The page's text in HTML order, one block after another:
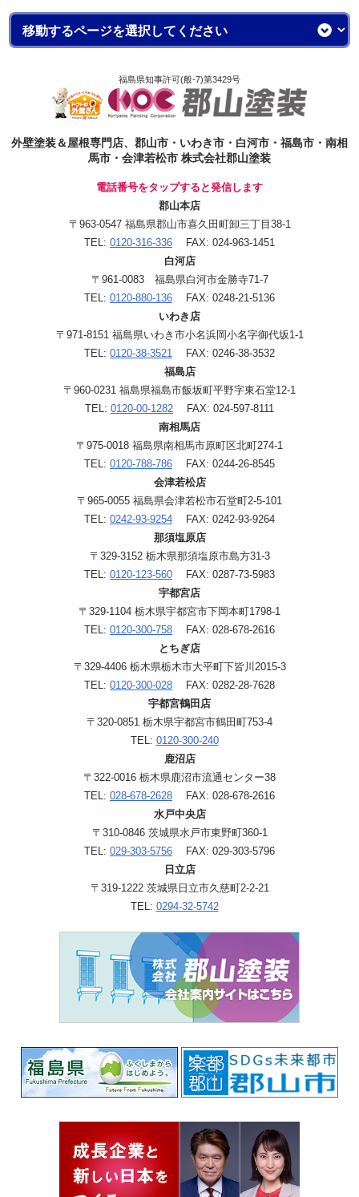
福島県知事許可(般-7)第3429号
外壁塗装＆屋根専門店、郡山市・いわき市・白河市・福島市・南相
馬市・会津若松市 株式会社郡山塗装
電話番号をタップすると発信します
郡山本店
〒963-0547 福島県郡山市喜久田町卸三丁目38-1
TEL: 0120-316-336 FAX: 024-963-1451
白河店
〒961-0083 福島県白河市金勝寺71-7
TEL: 0120-880-136 FAX: 0248-21-5136
いわき店
〒971-8151 福島県いわき市小名浜岡小名字御代坂1-1
TEL: 0120-38-3521 FAX: 0246-38-3532
福島店
〒960-0231 福島県福島市飯坂町平野字東石堂12-1
TEL: 0120-00-1282 FAX: 024-597-8111
南相馬店
〒975-0018 福島県南相馬市原町区北町274-1
TEL: 0120-788-786 FAX: 0244-26-8545
会津若松店
〒965-0055 福島県会津若松市石堂町2-5-101
TEL: 0242-93-9254 FAX: 0242-93-9264
那須塩原店
〒329-3152 栃木県那須塩原市島方31-3
TEL: 0120-123-560 FAX: 0287-73-5983
宇都宮店
〒329-1104 栃木県宇都宮市下岡本町1798-1
TEL: 0120-300-758 FAX: 028-678-2616
とちぎ店
〒329-4406 栃木県栃木市大平町下皆川2015-3
TEL: 0120-300-028 FAX: 0282-28-7628
宇都宮鶴田店
〒320-0851 栃木県宇都宮市鶴田町753-4
TEL: 0120-300-240
鹿沼店
〒322-0016 栃木県鹿沼市流通センター38
TEL: 028-678-2628 FAX: 028-678-2616
水戸中央店
〒310-0846 茨城県水戸市東野町360-1
TEL: 029-303-5756 FAX: 029-303-5796
日立店
〒319-1222 茨城県日立市久慈町2-2-21
TEL: 0294-32-5742